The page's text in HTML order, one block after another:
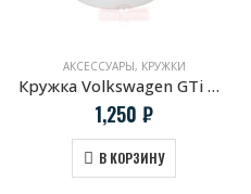
АКСЕССУАРЫ, КРУЖКИ
Кружка Volkswagen GTi Tartan
1,250 ₽
В КОРЗИНУ